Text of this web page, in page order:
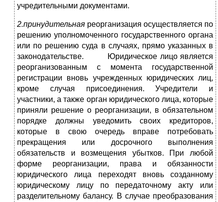
учредительными документами.
2.принудительная реорганизация осуществляется по
решению уполномоченного государственного органа
или по решению суда в случаях, прямо указанных в
законодательстве. Юридическое лицо является
реорганизованным с момента государственной
регистрации вновь учрежденных юридических лиц,
кроме случая присоединения. Учредители и
участники, а также орган юридического лица, которые
приняли решение о реорганизации, в обязательном
порядке должны уведомить своих кредиторов,
которые в свою очередь вправе потребовать
прекращения или досрочного выполнения
обязательств и возмещения убытков. При любой
форме реорганизации, права и обязанности
юридического лица переходят вновь созданному
юридическому лицу по передаточному акту или
разделительному балансу. В случае преобразования